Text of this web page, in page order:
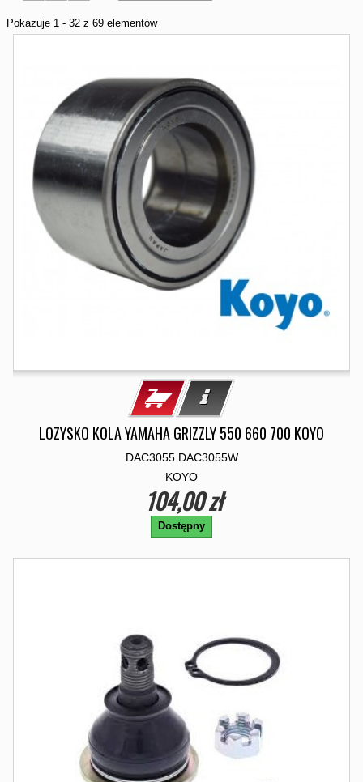
Pokazuje 1 - 32 z 69 elementów
LOZYSKO KOLA YAMAHA GRIZZLY 550 660 700 KOYO
DAC3055 DAC3055W
KOYO
104,00 zł
Dostępny